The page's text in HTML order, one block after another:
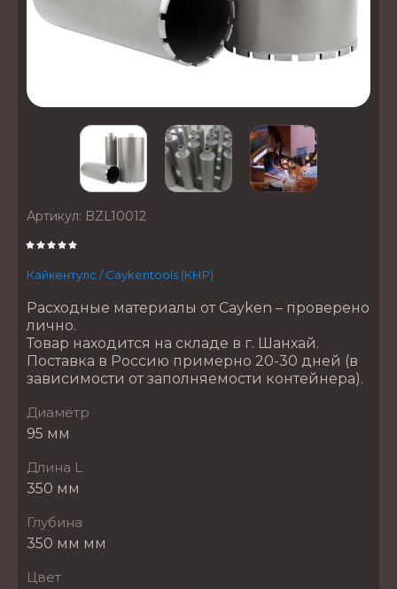
Артикул: BZL10012
Кайкентулс / Caykentools (КНР)
Расходные материалы от Cayken – проверено
лично.
Товар находится на складе в г. Шанхай.
Поставка в Россию примерно 20-30 дней (в
зависимости от заполняемости контейнера).
Диаметр
95 мм
Длина L
350 мм
Глубина
350 мм мм
Цвет